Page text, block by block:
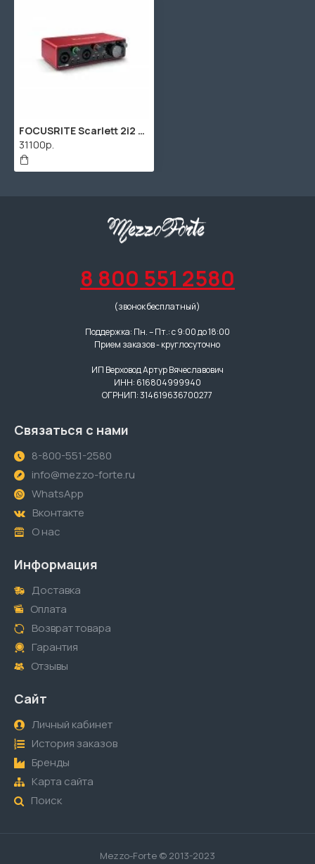
FOCUSRITE Scarlett 2i2 3rd Gen аудио интерфейс USB, 2 входа/2 выхода
31100р.
8 800 551 2580
(звонок бесплатный)
Поддержка: Пн. – Пт.: с 9:00 до 18:00
Прием заказов - круглосуточно
ИП Верховод Артур Вячеславович
ИНН: 616804999940
ОГРНИП: 314619636700277
Связаться с нами
8-800-551-2580
info@mezzo-forte.ru
WhatsApp
Вконтакте
О нас
Информация
Доставка
Оплата
Возврат товара
Гарантия
Отзывы
Сайт
Личный кабинет
История заказов
Бренды
Карта сайта
Поиск
Mezzo-Forte © 2013-2023